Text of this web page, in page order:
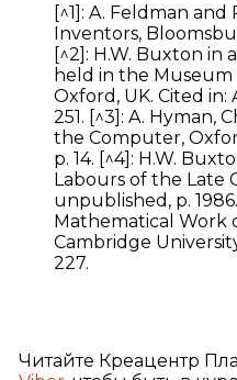
[^1]: A. Feldman and
Inventors,
[^2]: H.W. Buxton in
held in the Museum
Oxford, UK. Cited in:
251. [^3]: A. Hyman,
the Computer,
p. 14. [^4]: H.W.
Labours of the Late
unpublished, p.
Mathematical Work
Cambridge
227.
Читайте Креацентр